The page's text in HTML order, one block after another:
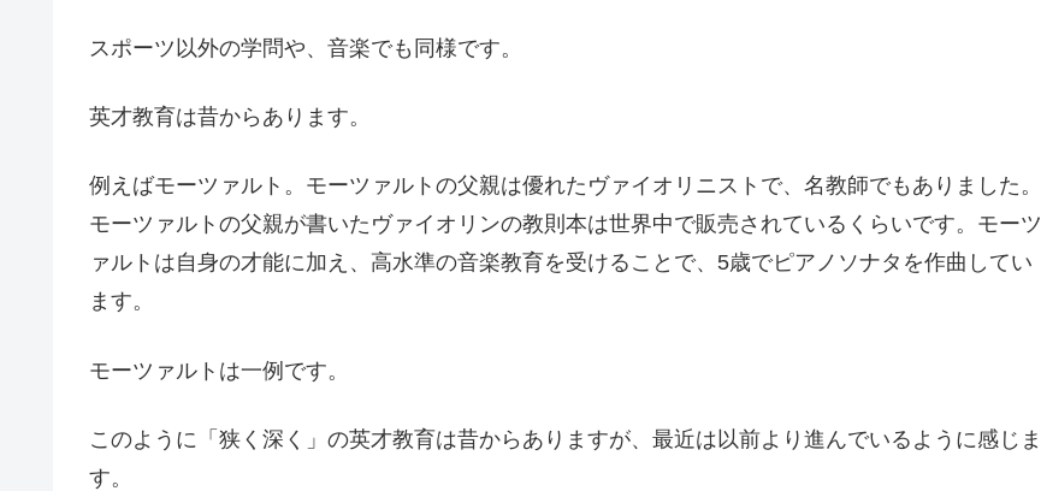
スポーツ以外の学問や、音楽でも同様です。
英才教育は昔からあります。
例えばモーツァルト。モーツァルトの父親は優れたヴァイオリニストで、名教師でもありました。
モーツァルトの父親が書いたヴァイオリンの教則本は世界中で販売されているくらいです。モーツ
ァルトは自身の才能に加え、高水準の音楽教育を受けることで、5歳でピアノソナタを作曲してい
ます。
モーツァルトは一例です。
このように「狭く深く」の英才教育は昔からありますが、最近は以前より進んでいるように感じま
す。